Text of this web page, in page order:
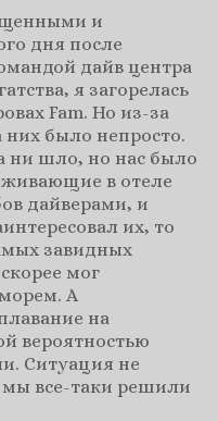
и
дня после
дайв центра
я загорелась
Fam. Но из-за
них было непросто.
ни шло, но нас было
в отеле
дайверами, и
их, то
завидных
мог
А
на
вероятностью
Ситуация не
мы все-таки решили